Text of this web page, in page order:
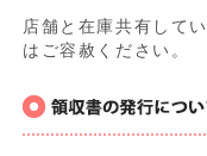
店舗と在庫共有して
はご容赦ください。